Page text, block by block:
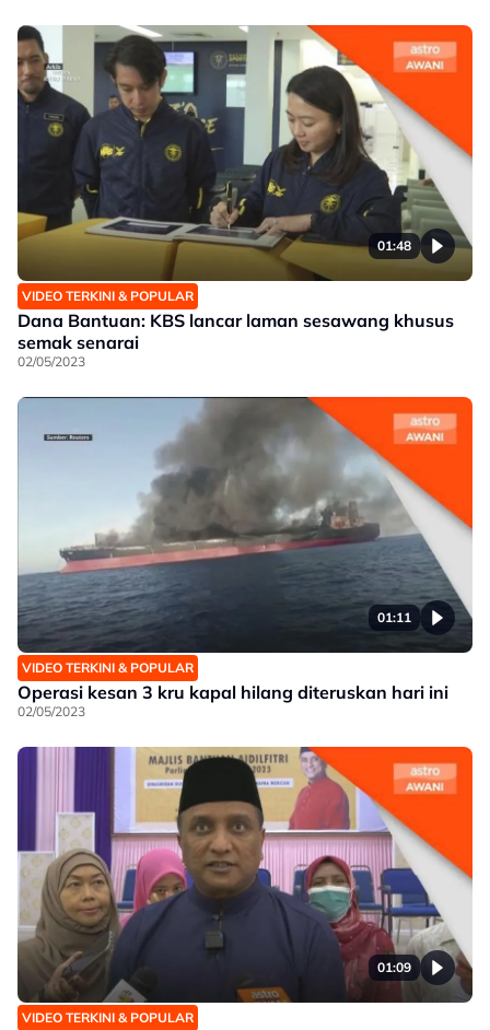
01:48
VIDEO TERKINI & POPULAR
Dana Bantuan: KBS lancar laman sesawang khusus
semak senarai
02/05/2023
01:11
VIDEO TERKINI & POPULAR
Operasi kesan 3 kru kapal hilang diteruskan hari ini
02/05/2023
01:09
VIDEO TERKINI & POPULAR